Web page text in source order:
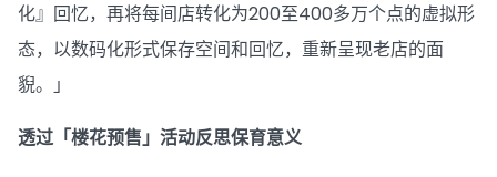
化』回忆，再将每间店转化为200至400多万个点的虚拟形
态，以数码化形式保存空间和回忆，重新呈现老店的面
貎。」
透过「楼花预售」活动反思保育意义